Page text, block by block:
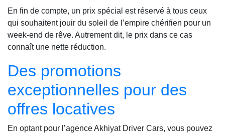
En fin de compte, un prix spécial est réservé à tous ceux
qui souhaitent jouir du soleil de l’empire chérifien pour un
week-end de rêve. Autrement dit, le prix dans ce cas
connaît une nette réduction.
Des promotions
exceptionnelles pour des
offres locatives
En optant pour l’agence Akhiyat Driver Cars, vous pouvez